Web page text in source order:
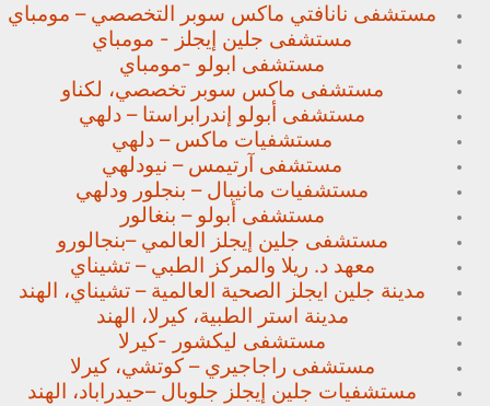
مستشفى نانافتي ماكس سوبر التخصصي – مومباي
مستشفى جلين إيجلز - مومباي
مستشفى ابولو -مومباي
مستشفى ماكس سوبر تخصصي، لكناو
مستشفى أبولو إندرابراستا – دلهي
مستشفيات ماكس – دلهي
مستشفى آرتيمس – نيودلهي
مستشفيات مانيبال – بنجلور ودلهي
مستشفى أبولو – بنغالور
مستشفى جلين إيجلز العالمي –بنجالورو
معهد د. ريلا والمركز الطبي – تشيناي
مدينة جلين ايجلز الصحية العالمية – تشيناي، الهند
مدينة استر الطبية، كيرلا، الهند
مستشفى ليكشور -كيرلا
مستشفى راجاجيري – كوتشي، كيرلا
مستشفيات جلين إيجلز جلوبال –حيدراباد، الهند